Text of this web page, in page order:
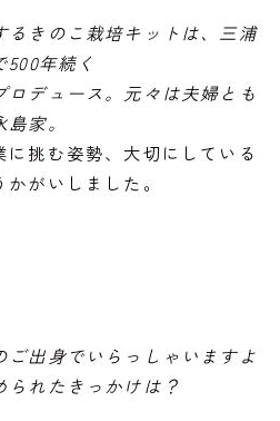
るきのこ栽培キットは、三浦
年続く
デュース。元々は夫婦とも
家。
挑む姿勢、大切にしている
がいしました。
ご出身でいらっしゃいますよ
られたきっかけは？